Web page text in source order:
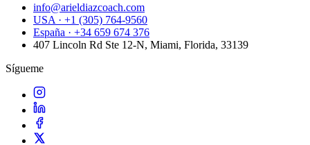
info@arieldiazcoach.com
USA · +1 (305) 764-9560
España · +34 659 674 376
407 Lincoln Rd Ste 12-N, Miami, Florida, 33139
Sígueme